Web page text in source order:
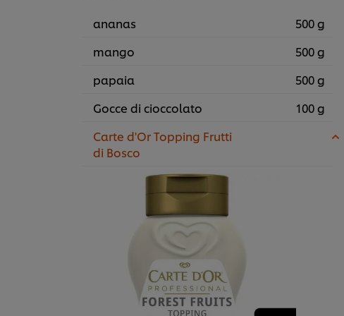
ananas
500 g
mango
500 g
papaia
500 g
Gocce di cioccolato
100 g
Carte d'Or Topping Frutti
di Bosco